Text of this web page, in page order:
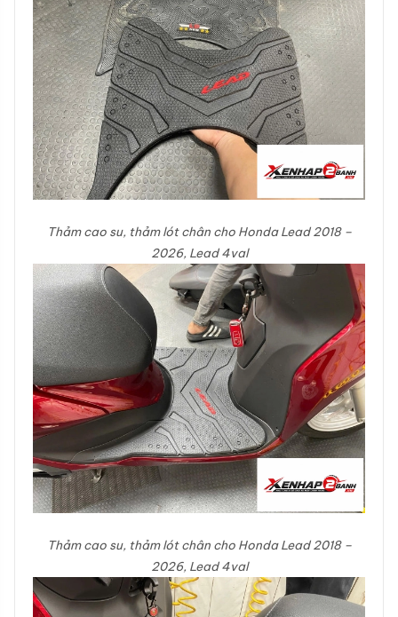
Thảm cao su, thảm lót chân cho Honda Lead 2018 –
2026, Lead 4val
Thảm cao su, thảm lót chân cho Honda Lead 2018 –
2026, Lead 4val